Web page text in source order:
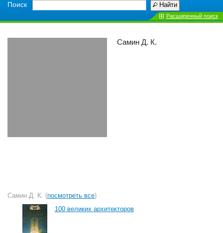
Поиск Найти
Расширенный поиск
Самин Д. К.
Самин Д. К. (посмотреть все)
100 великих архитекторов